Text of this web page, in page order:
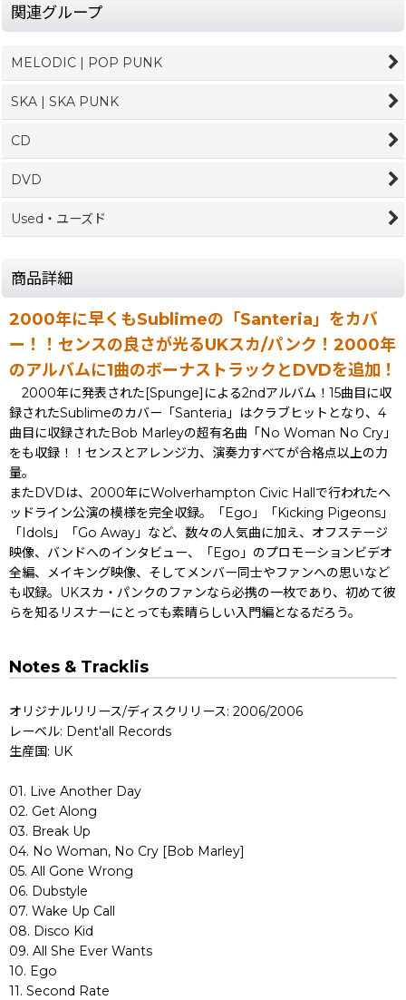
関連グループ
MELODIC | POP PUNK
SKA | SKA PUNK
CD
DVD
Used・ユーズド
商品詳細
2000年に早くもSublimeの「Santeria」をカバ
ー！！センスの良さが光るUKスカ/パンク！2000年
のアルバムに1曲のボーナストラックとDVDを追加！
2000年に発表された[Spunge]による2ndアルバム！15曲目に収
録されたSublimeのカバー「Santeria」はクラブヒットとなり、4
曲目に収録されたBob Marleyの超有名曲「No Woman No Cry」
をも収録！！センスとアレンジ力、演奏力すべてが合格点以上の力
量。
またDVDは、2000年にWolverhampton Civic Hallで行われたヘ
ッドライン公演の模様を完全収録。「Ego」「Kicking Pigeons」
「Idols」「Go Away」など、数々の人気曲に加え、オフステージ
映像、バンドへのインタビュー、「Ego」のプロモーションビデオ
全編、メイキング映像、そしてメンバー同士やファンへの思いなど
も収録。UKスカ・パンクのファンなら必携の一枚であり、初めて彼
らを知るリスナーにとっても素晴らしい入門編となるだろう。
Notes & Tracklis
オリジナルリリース/ディスクリリース: 2006/2006
レーベル: Dent'all Records
生産国: UK
01. Live Another Day
02. Get Along
03. Break Up
04. No Woman, No Cry [Bob Marley]
05. All Gone Wrong
06. Dubstyle
07. Wake Up Call
08. Disco Kid
09. All She Ever Wants
10. Ego
11. Second Rate